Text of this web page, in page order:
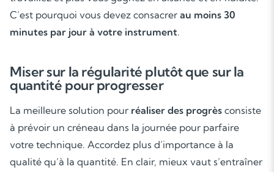
C’est pourquoi vous devez consacrer au moins 30
minutes par jour à votre instrument.
Miser sur la régularité plutôt que sur la
quantité pour progresser
La meilleure solution pour réaliser des progrès consiste
à prévoir un créneau dans la journée pour parfaire
votre technique. Accordez plus d’importance à la
qualité qu’à la quantité. En clair, mieux vaut s’entraîner